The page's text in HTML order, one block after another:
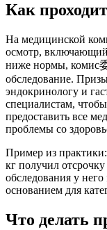
Как
На медицинской
осмотр,
ниже нормы, комис
обследование.
эндокринологу и
специалистам,
предоставить все
проблемы со
Пример из
кг получил
обследования у
основанием для
Что делать